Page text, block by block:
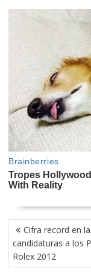
NAVEGACIÓN
DE
ENTRADAS
Cifra record en
candidaturas a los
Rolex 2012